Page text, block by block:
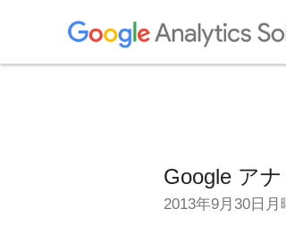
Google ア
2013年9月30日月